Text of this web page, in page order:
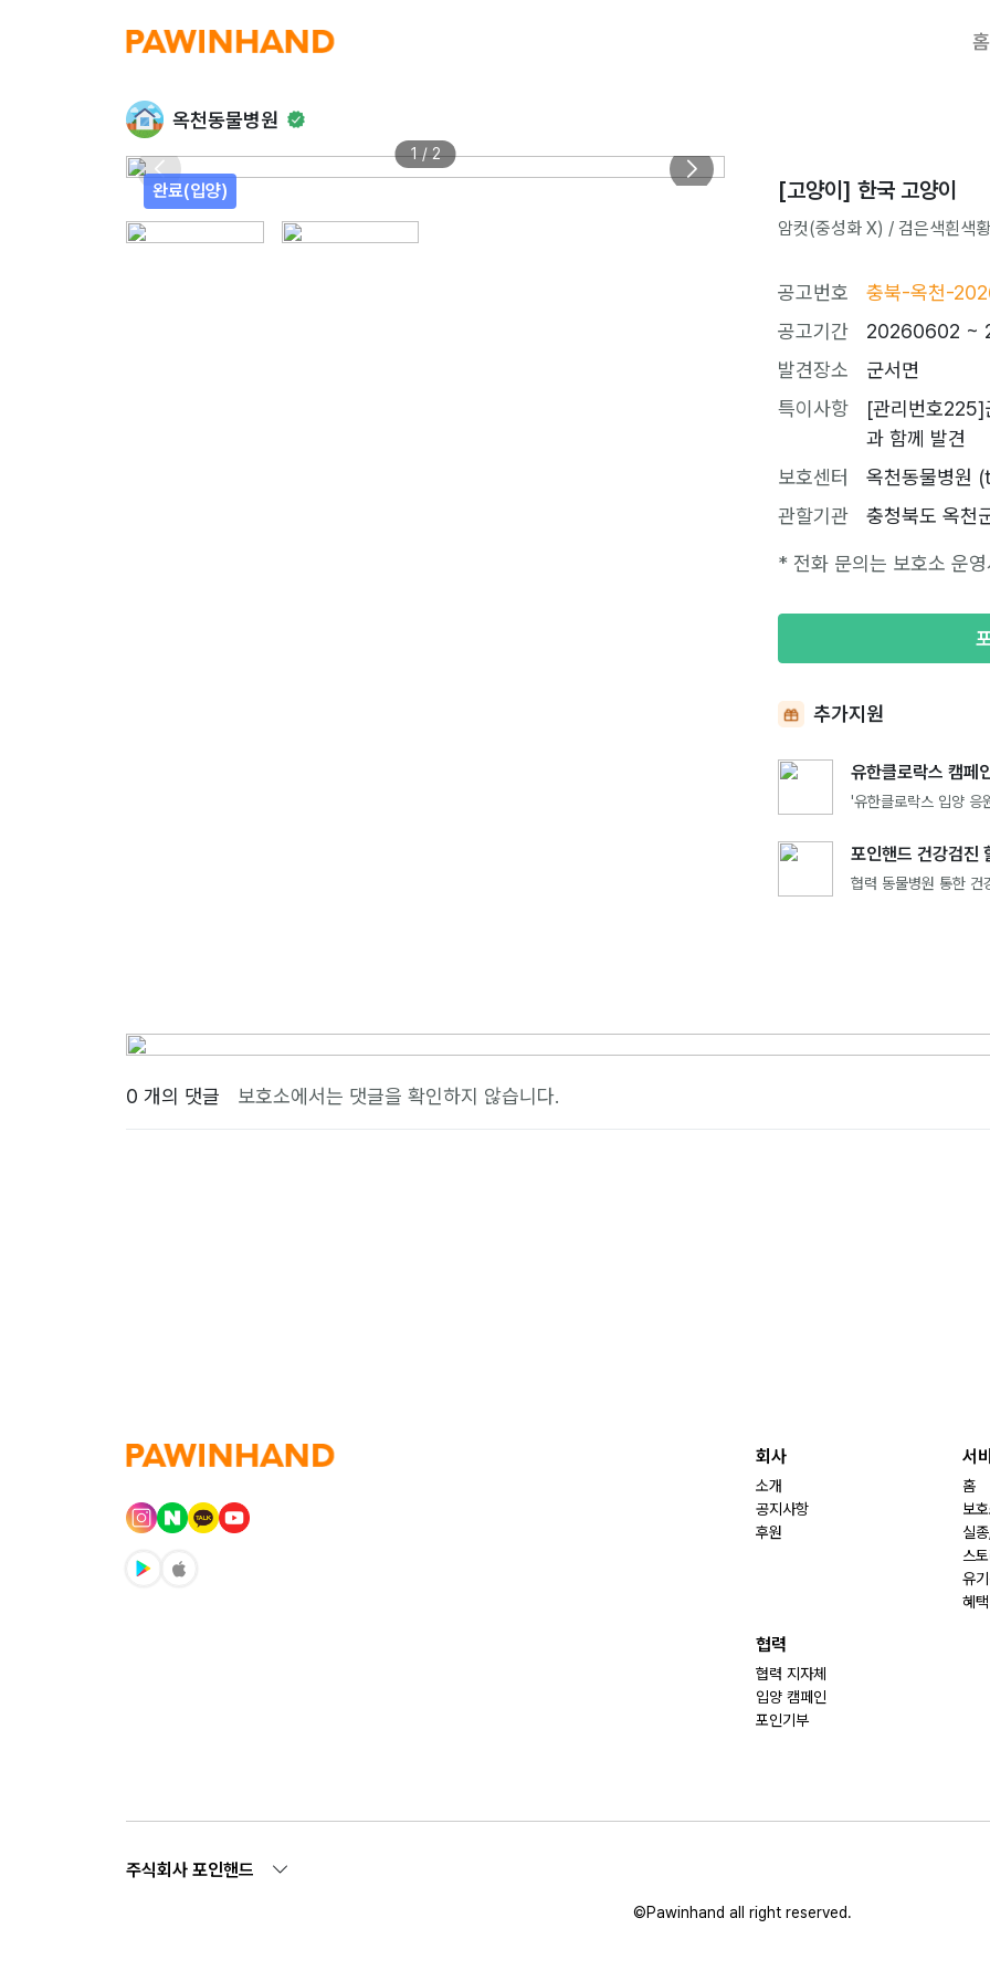
홈
옥천동물병원
완료(입양)
1 / 2
[고양이] 한국 고양이
암컷(중성화 X) / 검은색흰
공고번호
충북-옥천-
공고기간
20260602 ~
발견장소
군서면
특이사항
[관리번호
과 함께 발견
보호센터
옥천동물병
관할기관
충청북도 옥천
* 전화 문의는 보호소 운
추가지원
유한클로락스 캠페
'유한클로락스 입양 응
포인핸드 건강검진
협력 동물병원 통한 건
0 개의 댓글 보호소에서는 댓글을 확인하지 않습니다.
회사
소개
공지사항
후원
서
홈
보
실
스토
유
혜택
협력
협력 지자체
입양 캠페인
포인기부
주식회사 포인핸드
©Pawinhand all right reserved.